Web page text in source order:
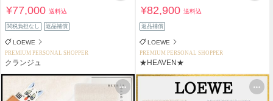
¥77,000送料込
関税負担なし 返品補償
LOEWE
PREMIUM PERSONAL SHOPPER
クランジュ
¥82,900送料込
返品補償
LOEWE
PREMIUM PERSONAL SHOPPER
★HEAVEN★